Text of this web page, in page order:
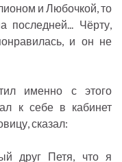
и Любочкой, то
последней... Чёрту,
и он не
именно с этого
к себе в кабинет
сказал:
друг Петя, что я